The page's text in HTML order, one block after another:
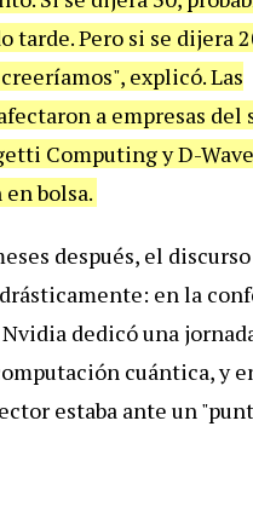
tarde. Pero si se dijera
explicó. Las
a empresas del
Computing y D-
bolsa.
después, el
en la
dedicó una
cuántica, y
estaba ante un